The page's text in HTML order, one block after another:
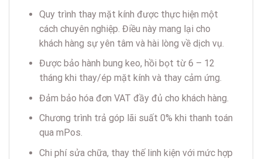
Quy trình thay mặt kính được thực hiện một
cách chuyên nghiệp. Điều này mang lại cho
khách hàng sự yên tâm và hài lòng về dịch vụ.
Được bảo hành bung keo, hồi bọt từ 6 – 12
tháng khi thay/ép mặt kính và thay cảm ứng.
Đảm bảo hóa đơn VAT đầy đủ cho khách hàng.
Chương trình trả góp lãi suất 0% khi thanh toán
qua mPos.
Chi phí sửa chữa, thay thế linh kiện với mức hợp